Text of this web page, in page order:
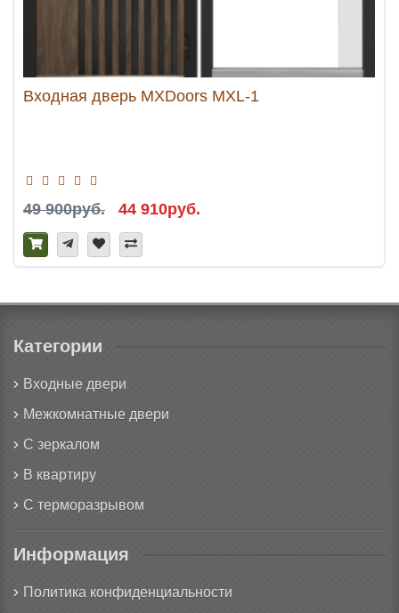
Входная дверь MXDoors MXL-1
49 900руб. 44 910руб.
Категории
Входные двери
Межкомнатные двери
С зеркалом
В квартиру
С терморазрывом
Информация
Политика конфиденциальности